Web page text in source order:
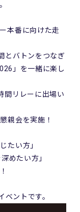
本番に向けた走
とバトンをつなぎ
」を一緒に楽し
間リレーに出場い
親会を実施！
たい方」
めたい方」
ントです。